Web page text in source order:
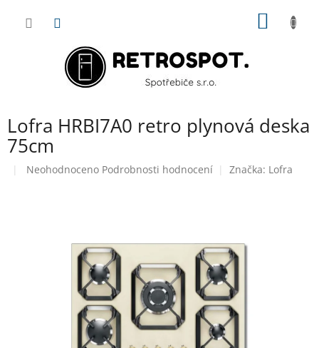
Lofra HRBI7A0 retro plynová deska
75cm
Průměrné
Neohodnoceno Podrobnosti hodnocení Značka: Lofra